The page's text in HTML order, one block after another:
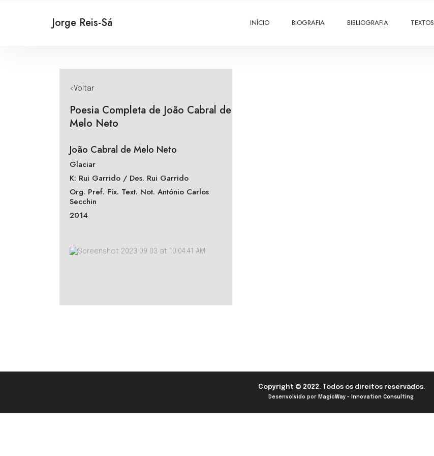
Jorge Reis-Sá INÍCIO BIOGRAFIA BIBLIOGRAFIA TEXTOS
<Voltar
Poesia Completa de João Cabral de
Melo Neto
João Cabral de Melo Neto
Glaciar
K: Rui Garrido / Des. Rui Garrido
Org. Pref. Fix. Text. Not. António Carlos
Secchin
2014
Copyright © 2022. Todos os direitos reservados.
Desenvolvido por MagicWay - Innovation Consulting